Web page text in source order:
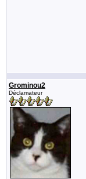
Grominou2
Déclamateur